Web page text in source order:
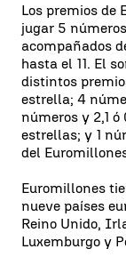
Los premios de
jugar 5
acompañados
hasta el 11. El
distintos
estrella; 4
números y 2,1
estrellas; y 1
del
Euromillones
nueve países
Reino Unido,
Luxemburgo y